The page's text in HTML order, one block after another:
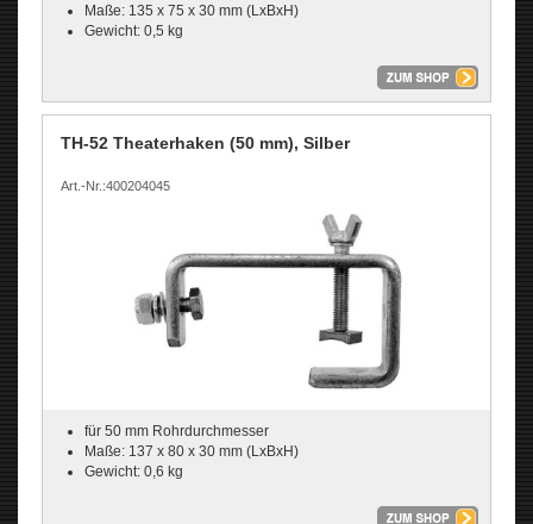
Maße: 135 x 75 x 30 mm (LxBxH)
Gewicht: 0,5 kg
TH-52 Theaterhaken (50 mm), Silber
Art.-Nr.:400204045
für 50 mm Rohrdurchmesser
Maße: 137 x 80 x 30 mm (LxBxH)
Gewicht: 0,6 kg